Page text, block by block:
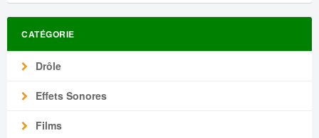
CATÉGORIE
Drôle
Effets Sonores
Films